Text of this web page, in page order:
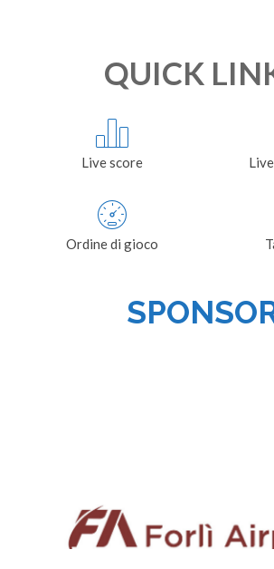
QUICK
Live score
Ordine di gioco